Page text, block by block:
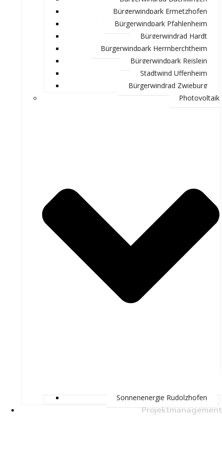
Bürgerwindpark Ermetzhofen
Bürgerwindpark Pfahlenheim
Bürgerwindrad Hardt
Bürgerwindpark Herrnberchtheim
Bürgerwindpark Reislein
Stadtwind Uffenheim
Bürgerwindrad Zwieburg
Photovoltaik
Sonnenenergie Rudolzhofen
Projektmanagement